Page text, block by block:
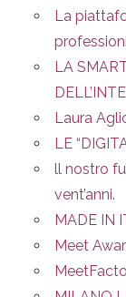
La
LA
Laura
LE
ll nostro
vent’anni.
MADE IN
Meet